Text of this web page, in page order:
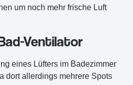
um noch mehr frische Luft
Ventilator
eines Lüfters im Badezimmer
dort allerdings mehrere Spots